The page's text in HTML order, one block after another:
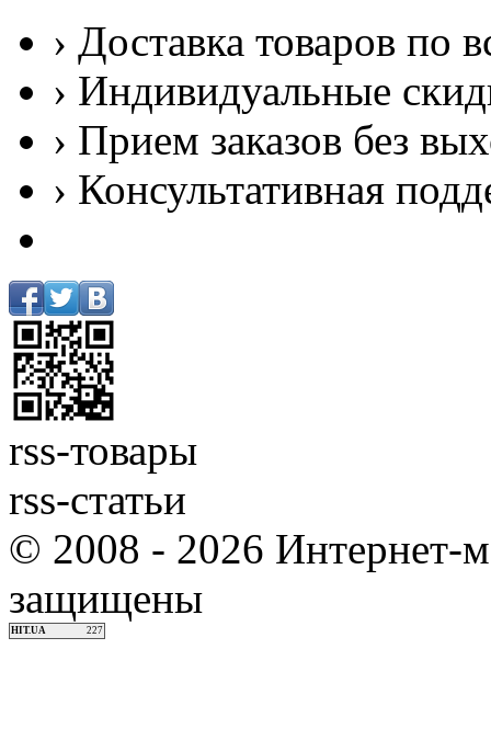
› Доставка товаров по
› Индивидуальные
› Прием заказов без
› Консультативная
rss-товары
rss-статьи
© 2008 - 2026 Интернет-
защищены
HIT.UA 227